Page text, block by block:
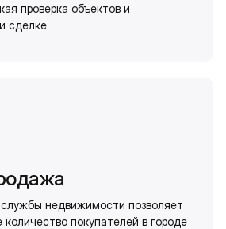
проверка объектов и
сделке
недвижимости позволяет
покупателей в городе